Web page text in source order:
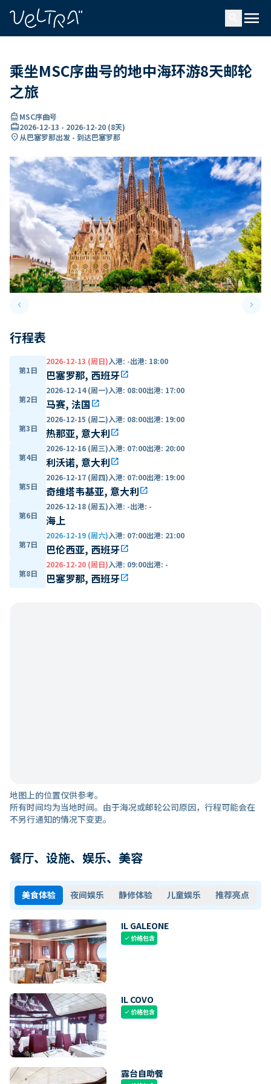
menu
乘坐MSC序曲号的地中海环游8天邮轮
之旅
directions_boatMSC序曲号
card_travel2026-12-13 - 2026-12-20 (8天)
location_on从巴塞罗那出发 - 到达巴塞罗那
keyboard_arrow_leftPrevious slide keyboard_arrow_right
行程表
第1日
2026-12-13 (周日)入港: -出港: 18:00
巴塞罗那, 西班牙open_in_new
第2日
2026-12-14 (周一)入港: 08:00出港: 17:00
马赛, 法国open_in_new
第3日
2026-12-15 (周二)入港: 08:00出港: 19:00
热那亚, 意大利open_in_new
第4日
2026-12-16 (周三)入港: 07:00出港: 20:00
利沃诺, 意大利open_in_new
第5日
2026-12-17 (周四)入港: 07:00出港: 19:00
奇维塔韦基亚, 意大利open_in_new
第6日
2026-12-18 (周五)入港: -出港: -
海上
第7日
2026-12-19 (周六)入港: 07:00出港: 21:00
巴伦西亚, 西班牙open_in_new
第8日
2026-12-20 (周日)入港: 09:00出港: -
巴塞罗那, 西班牙open_in_new
地图上的位置仅供参考。
所有时间均为当地时间。由于海况或邮轮公司原因，行程可能会在
不另行通知的情况下变更。
餐厅、设施、娱乐、美容
美食体验 夜间娱乐 静修体验 儿童娱乐 推荐亮点
IL GALEONE
check价格包含
IL COVO
check价格包含
露台自助餐